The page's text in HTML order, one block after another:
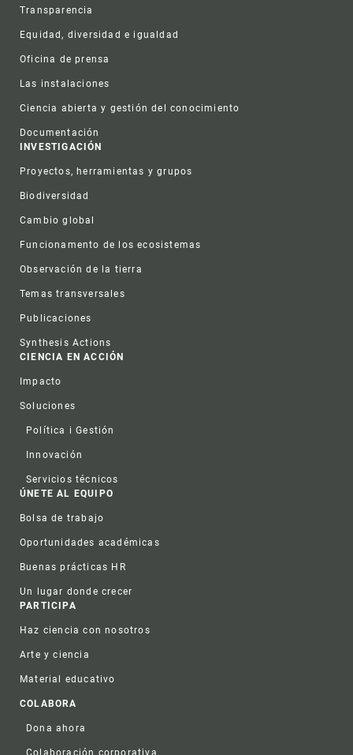
Transparencia
Equidad, diversidad e igualdad
Oficina de prensa
Las instalaciones
Ciencia abierta y gestión del conocimiento
Documentación
INVESTIGACIÓN
Proyectos, herramientas y grupos
Biodiversidad
Cambio global
Funcionamento de los ecosistemas
Observación de la tierra
Temas transversales
Publicaciones
Synthesis Actions
CIENCIA EN ACCIÓN
Impacto
Soluciones
Política i Gestión
Innovación
Servicios técnicos
ÚNETE AL EQUIPO
Bolsa de trabajo
Oportunidades académicas
Buenas prácticas HR
Un lugar donde crecer
PARTICIPA
Haz ciencia con nosotros
Arte y ciencia
Material educativo
COLABORA
Dona ahora
Colaboración corporativa